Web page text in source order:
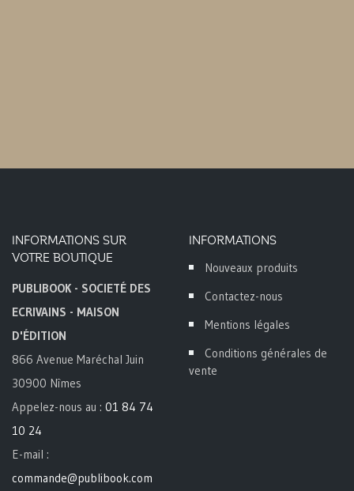
INFORMATIONS SUR
VOTRE BOUTIQUE
PUBLIBOOK - SOCIETÉ DES
ECRIVAINS - MAISON
D'ÉDITION
866 Avenue Maréchal Juin
30900 Nîmes
Appelez-nous au : 01 84 74
10 24
E-mail :
commande@publibook.com
INFORMATIONS
Nouveaux produits
Contactez-nous
Mentions légales
Conditions générales de
vente